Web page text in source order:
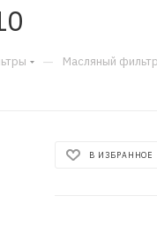
— Масляный
В ИЗБРАННОЕ